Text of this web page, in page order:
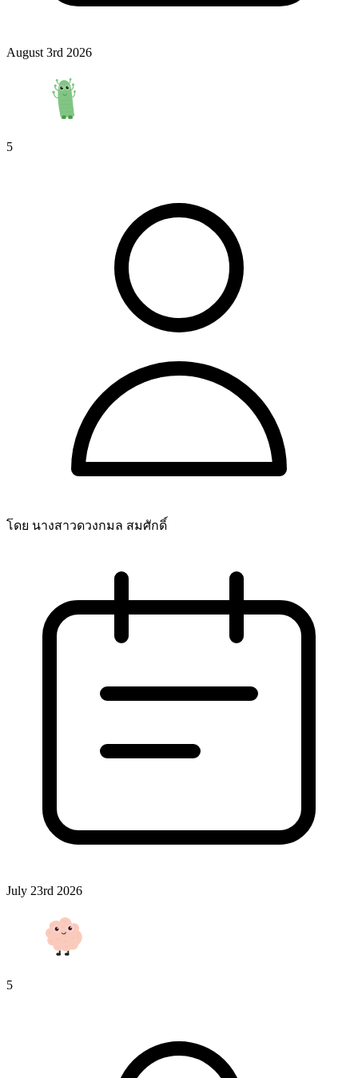
August 3rd 2026
5
โดย นางสาวดวงกมล สมศักดิ์
July 23rd 2026
5